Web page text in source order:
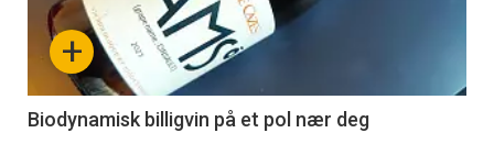
nå
4
+
Biodynamisk billigvin på et pol nær deg